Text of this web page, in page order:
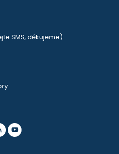
SMS, děkujeme)